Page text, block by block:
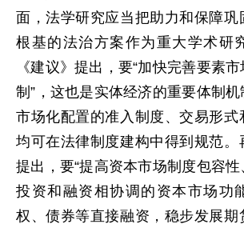
面，法学研究应当把助力和保障巩
根基的法治方案作为重大学术研
《建议》提出，要“加快完善要素
制”，这也是实体经济的重要体制
市场化配置的准入制度、交易形式
均可在法律制度建构中得到规范。
提出，要“提高资本市场制度包容
投资和融资相协调的资本市场功
权、债券等直接融资，稳步发展期